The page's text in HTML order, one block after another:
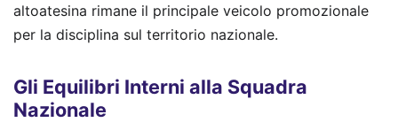
altoatesina rimane il principale veicolo promozionale
per la disciplina sul territorio nazionale.
Gli Equilibri Interni alla Squadra
Nazionale